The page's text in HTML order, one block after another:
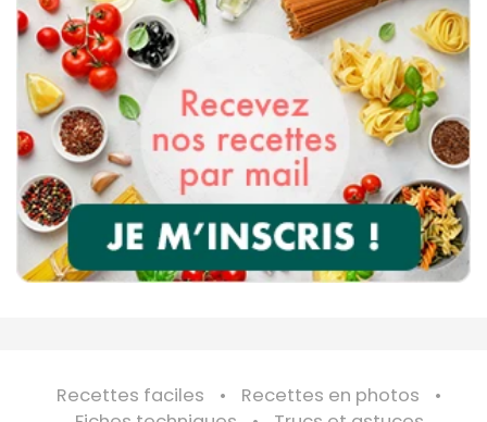
Recettes faciles
Recettes en photos